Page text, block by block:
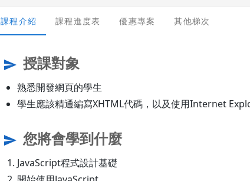
課程介紹 課程進度表 優惠專案 其他梯次
send 授課對象
熟悉開發網頁的學生
學生應該精通編寫XHTML代碼，以及使用Internet
send 您將會學到什麼
JavaScript程式設計基礎